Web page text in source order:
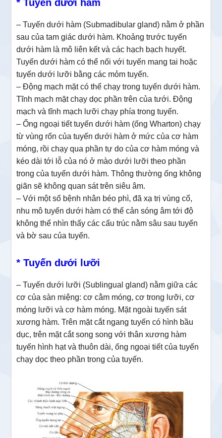
* Tuyến dưới hàm
– Tuyến dưới hàm (Submadibular gland) nằm ở phần
sau của tam giác dưới hàm. Khoảng trước tuyến
dưới hàm là mô liên kết và các hạch bạch huyết.
Tuyến dưới hàm có thể nối với tuyến mang tai hoặc
tuyến dưới lưỡi bằng các mỏm tuyến.
– Động mạch mặt có thể chạy trong tuyến dưới hàm.
Tĩnh mạch mặt chạy dọc phần trên của tưới. Động
mạch và tĩnh mạch lưỡi chạy phía trong tuyến.
– Ống ngoại tiết tuyến dưới hàm (ống Wharton) chạy
từ vùng rốn của tuyến dưới hàm ở mức của cơ hàm
móng, rồi chạy qua phần tự do của cơ hàm móng và
kéo dài tới lỗ của nó ở mào dưới lưỡi theo phần
trong của tuyến dưới hàm. Thông thường ống không
giãn sẽ không quan sát trên siêu âm.
– Với một số bệnh nhân béo phì, đã xạ trị vùng cổ,
nhu mô tuyến dưới hàm có thể cản sóng âm tới độ
không thể nhìn thấy các cấu trúc nằm sâu sau tuyến
và bờ sau của tuyến.
* Tuyến dưới lưỡi
– Tuyến dưới lưỡi (Sublingual gland) nằm giữa các
cơ của sàn miệng: cơ cằm móng, cơ trong lưỡi, cơ
móng lưỡi và cơ hàm móng. Mặt ngoài tuyến sát
xương hàm. Trên mặt cắt ngang tuyến có hình bầu
dục, trên mặt cắt song song với thân xương hàm
tuyến hình hạt và thuôn dài, ống ngoại tiết của tuyến
chạy dọc theo phần trong của tuyến.